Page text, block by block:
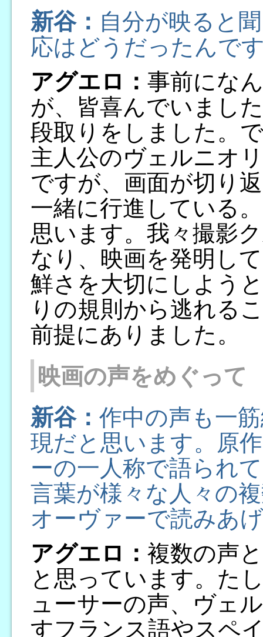
新谷： 自分が映ると
応はどうだったんで
アグエロ： 事前にな
が、皆喜んでいまし
段取りをしました。
主人公のヴェルニオ
ですが、画面が切り
一緒に行進している
思います。我々撮影
なり、映画を発明し
鮮さを大切にしよう
りの規則から逃れる
前提にありました。
映画の声をめぐって
新谷： 作中の声も一
現だと思います。原
ーの一人称で語られ
言葉が様々な人々の
オーヴァーで読みあ
アグエロ： 複数の声
と思っています。た
ューサーの声、ヴェ
すフランス語やスペ